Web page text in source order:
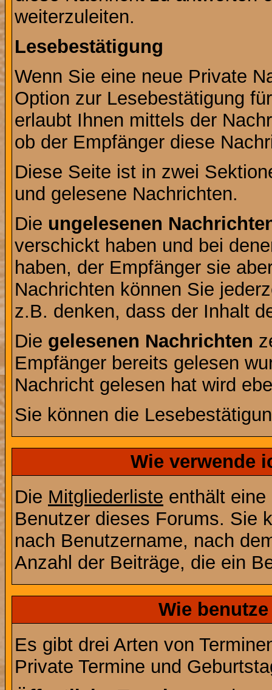
weiterzuleiten.
Lesebestätigung
Wenn Sie eine neue Private
Option zur Lesebestätigung
erlaubt Ihnen mittels der
ob der Empfänger diese
Diese Seite ist in zwei
und gelesene Nachrichten.
Die ungelesenen
verschickt haben und bei
haben, der Empfänger sie
Nachrichten können Sie
z.B. denken, dass der Inhalt
Die gelesenen Nachrichten
Empfänger bereits gelesen
Nachricht gelesen hat wird
Sie können die
Wie verwende
Die Mitgliederliste enthält
Benutzer dieses Forums. Sie
nach Benutzername, nach
Anzahl der Beiträge, die ein
Wie
Es gibt drei Arten von
Private Termine und